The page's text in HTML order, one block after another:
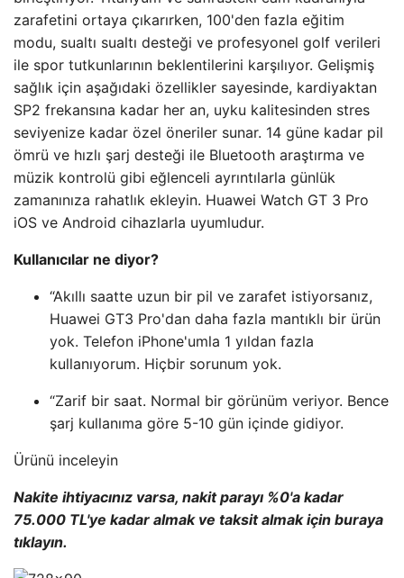
zarafetini ortaya çıkarırken, 100'den fazla eğitim
modu, sualtı sualtı desteği ve profesyonel golf verileri
ile spor tutkunlarının beklentilerini karşılıyor. Gelişmiş
sağlık için aşağıdaki özellikler sayesinde, kardiyaktan
SP2 frekansına kadar her an, uyku kalitesinden stres
seviyenize kadar özel öneriler sunar. 14 güne kadar pil
ömrü ve hızlı şarj desteği ile Bluetooth araştırma ve
müzik kontrolü gibi eğlenceli ayrıntılarla günlük
zamanınıza rahatlık ekleyin. Huawei Watch GT 3 Pro
iOS ve Android cihazlarla uyumludur.
Kullanıcılar ne diyor?
“Akıllı saatte uzun bir pil ve zarafet istiyorsanız,
Huawei GT3 Pro'dan daha fazla mantıklı bir ürün
yok. Telefon iPhone'umla 1 yıldan fazla
kullanıyorum. Hiçbir sorunum yok.
“Zarif bir saat. Normal bir görünüm veriyor. Bence
şarj kullanıma göre 5-10 gün içinde gidiyor.
Ürünü inceleyin
Nakite ihtiyacınız varsa, nakit parayı %0'a kadar
75.000 TL'ye kadar almak ve taksit almak için buraya
tıklayın.